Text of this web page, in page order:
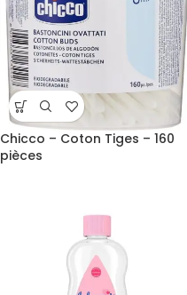
Chicco – Coton Tiges – 160
pièces